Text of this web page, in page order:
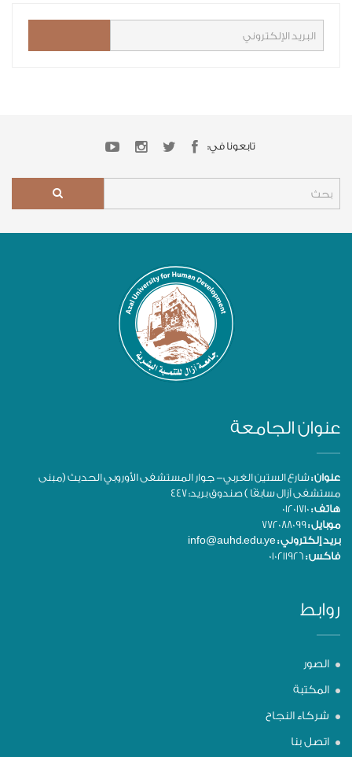
تابعونا في:
عنوان الجامعة
عنوان :شارع الستين الغربي- جوار المستشفى الأوروبي الحديث (مبنى
مستشفى آزال سابقًا ) صندوق بريد: 447
هاتف :
موبايل :
بريد إلكتروني :
فاكس :
روابط
الصور
المكتبة
شركاء النجاح
اتصل بنا